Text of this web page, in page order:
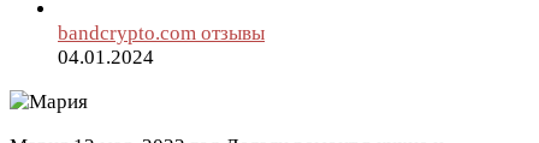
bandcrypto.com отзывы
04.01.2024